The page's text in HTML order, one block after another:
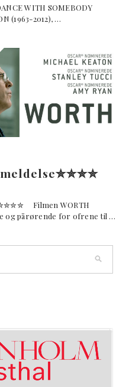
WITH SOMEBODY
2012), …
Filmen WORTH
og pårørende for ofrene til …